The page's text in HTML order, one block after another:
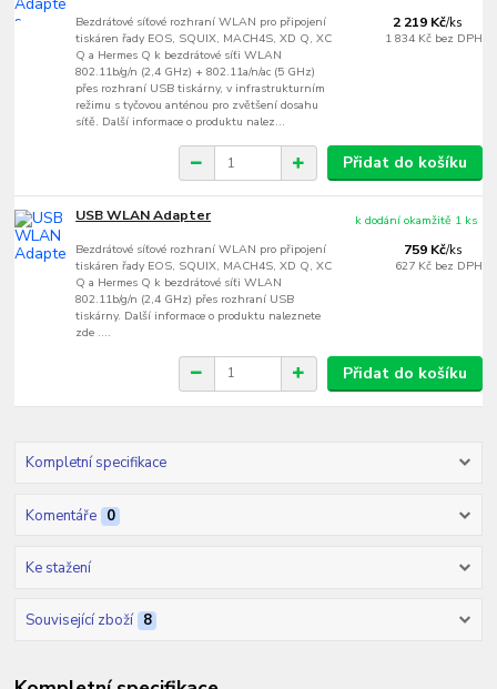
Bezdrátové síťové rozhraní WLAN pro připojení
tiskáren řady EOS, SQUIX, MACH4S, XD Q, XC
Q a Hermes Q k bezdrátové síťi WLAN
802.11b/g/n (2,4 GHz) + 802.11a/n/ac (5 GHz)
přes rozhraní USB tiskárny, v infrastrukturním
režimu s tyčovou anténou pro zvětšení dosahu
síťě. Další informace o produktu nalez...
2 219 Kč/ks
1 834 Kč bez DPH
Přidat do košíku
USB WLAN Adapter
Bezdrátové síťové rozhraní WLAN pro připojení
tiskáren řady EOS, SQUIX, MACH4S, XD Q, XC
Q a Hermes Q k bezdrátové síťi WLAN
802.11b/g/n (2,4 GHz) přes rozhraní USB
tiskárny. Další informace o produktu naleznete
zde ....
759 Kč/ks
627 Kč bez DPH
k dodání okamžitě 1 ks
Přidat do košíku
Kompletní specifikace
Komentáře 0
Ke stažení
Související zboží 8